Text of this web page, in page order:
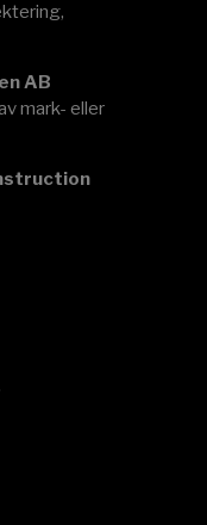
AB
mark- eller